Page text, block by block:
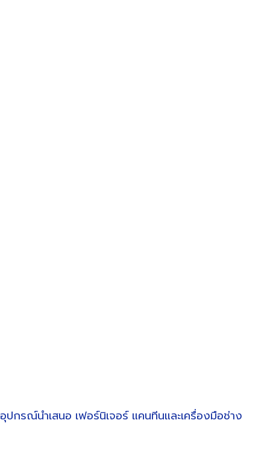
อุปกรณ์นำเสนอ เฟอร์นิเจอร์ แคนทีนและเครื่องมือช่าง